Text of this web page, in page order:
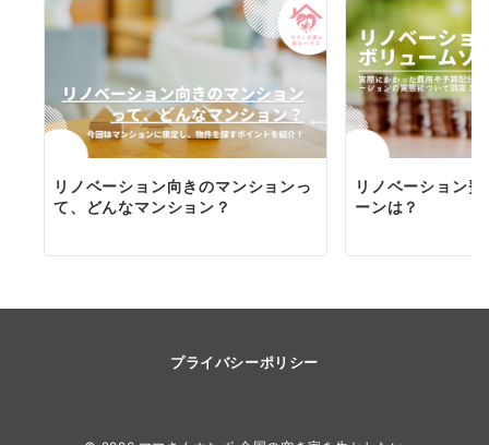
リノベーション向きのマンションっ
て、どんなマンション？
リノベーション
ーンは？
プライバシーポリシー